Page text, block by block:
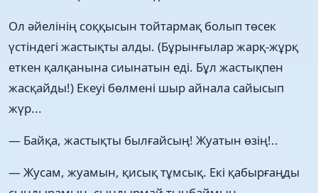
Ол әйелінің соққысын тойтармақ болып төсек
үстіндегі жастықты алды. (Бұрынғылар жарқ-жұрқ
еткен қалқанына сиынатын еді. Бұл жастықпен
жасқайды!) Екеуі бөлмені шыр айнала сайысып
жүр...
— Байқа, жастықты былғайсың! Жуатын өзің!..
— Жусам, жуамын, қисық тұмсық. Екі қабырғаңды